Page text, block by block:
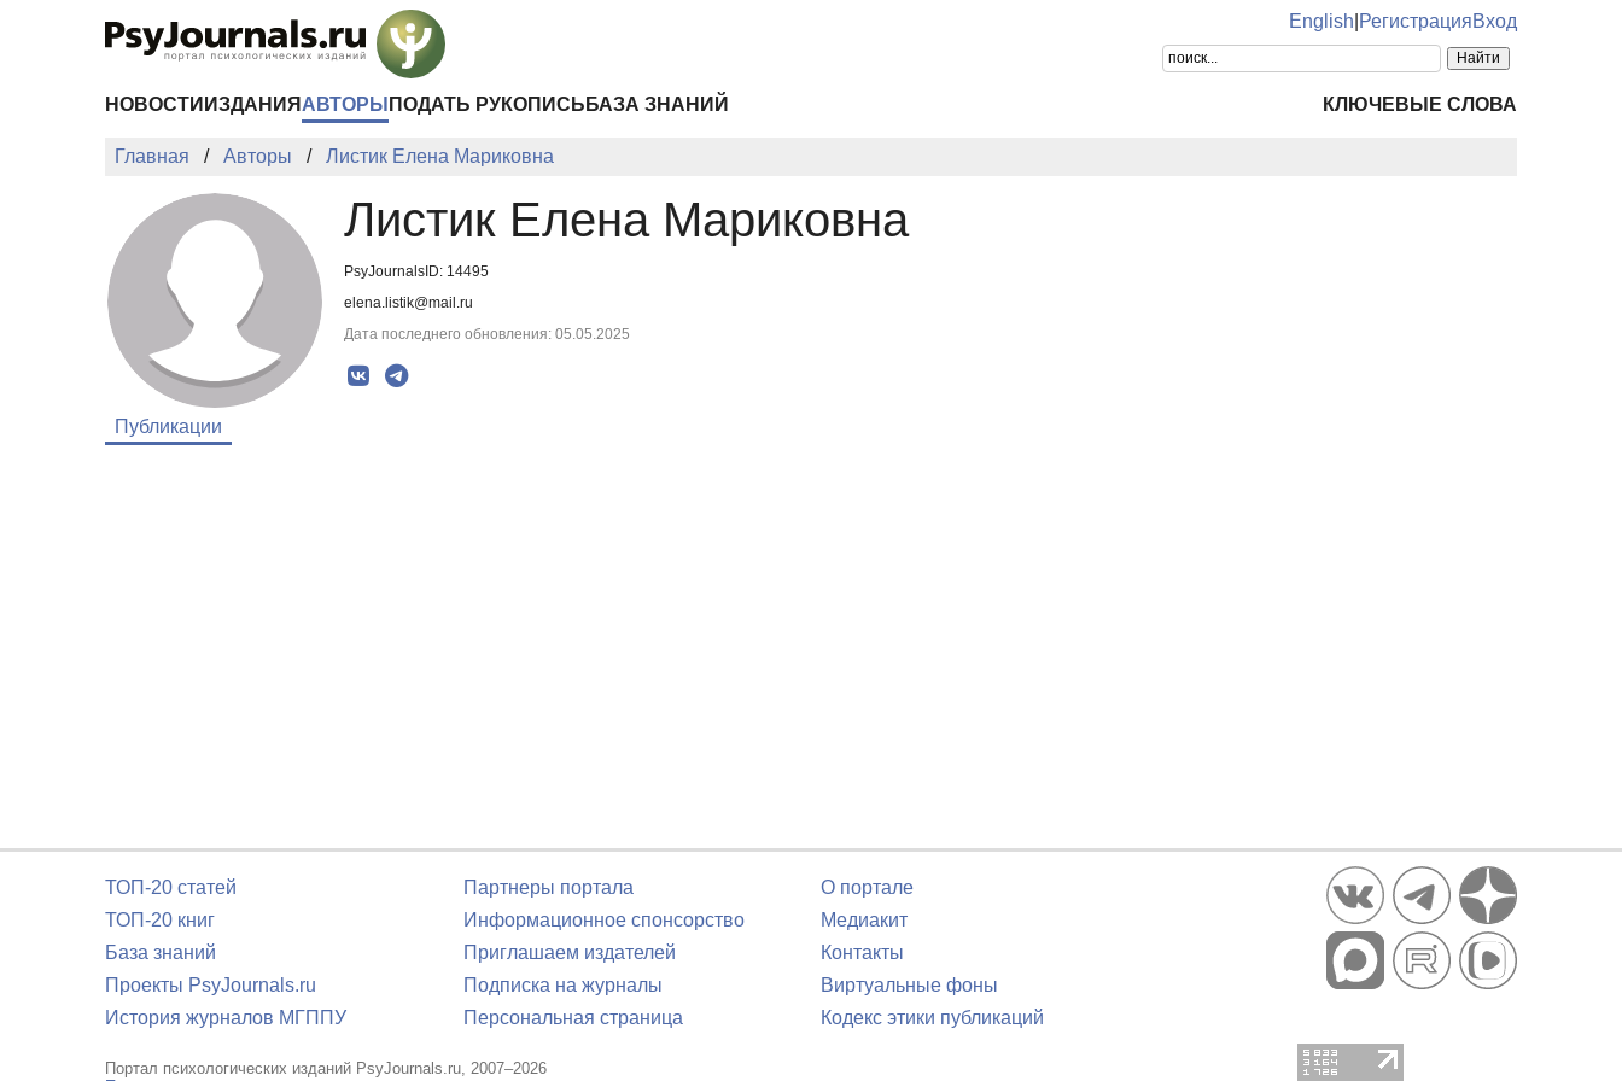
English РегистрацияВход
НОВОСТИ ИЗДАНИЯ АВТОРЫ ПОДАТЬ РУКОПИСЬ БАЗА ЗНАНИЙ КЛЮЧЕВЫЕ СЛОВА
Главная Авторы Листик Елена Мариковна
Листик Елена Мариковна
PsyJournalsID: 14495
elena.listik@mail.ru
Дата последнего обновления: 05.05.2025
Публикации
ТОП-20 статей
ТОП-20 книг
База знаний
Проекты PsyJournals.ru
История журналов МГППУ
Партнеры портала
Информационное спонсорство
Приглашаем издателей
Подписка на журналы
Персональная страница
О портале
Медиакит
Контакты
Виртуальные фоны
Кодекс этики публикаций
Портал психологических изданий PsyJournals.ru, 2007–2026